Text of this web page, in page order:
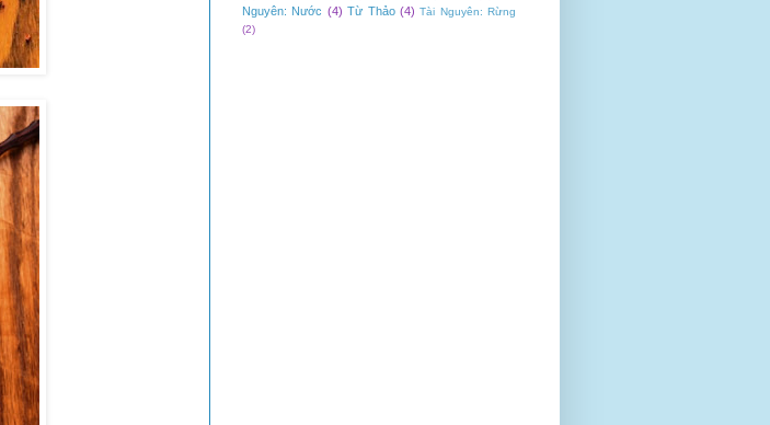
Nguyên: Nước (4) Từ Thảo (4) Tài Nguyên: Rừng
(2)